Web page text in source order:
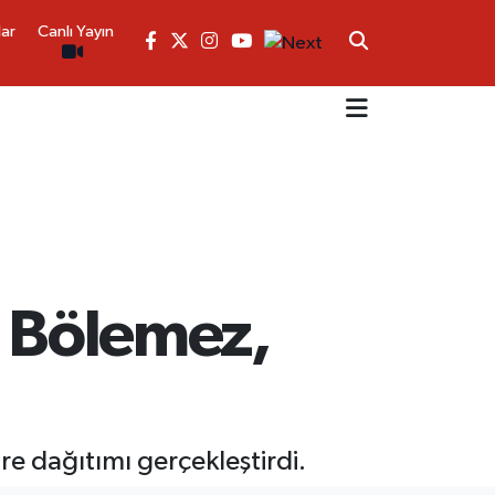
Canlı Yayın
dağıtımı gerçekleştirdi.